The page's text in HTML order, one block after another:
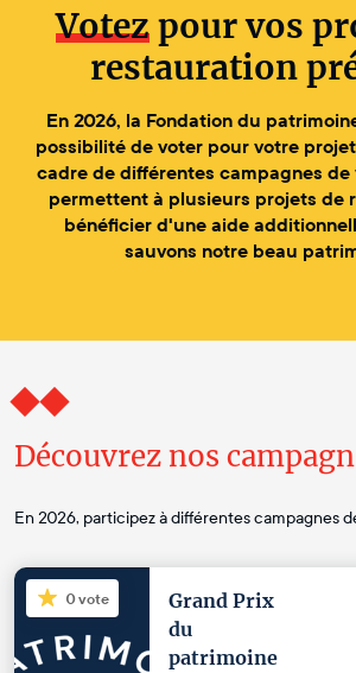
Votezpour vos
restauration
En 2026, la Fondation du
possibilité de voter pour votre
cadre de différentes campagnes de
permettent à plusieurs projets de
bénéficier d'une aide
sauvons notre beau
Découvrez nos
En 2026, participez à différentes campagnes
0 vote
Grand Prix
du
patrimoine